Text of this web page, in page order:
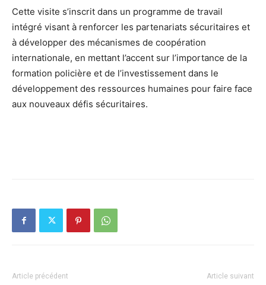
Cette visite s’inscrit dans un programme de travail
intégré visant à renforcer les partenariats sécuritaires et
à développer des mécanismes de coopération
internationale, en mettant l’accent sur l’importance de la
formation policière et de l’investissement dans le
développement des ressources humaines pour faire face
aux nouveaux défis sécuritaires.
Article précédent Article suivant